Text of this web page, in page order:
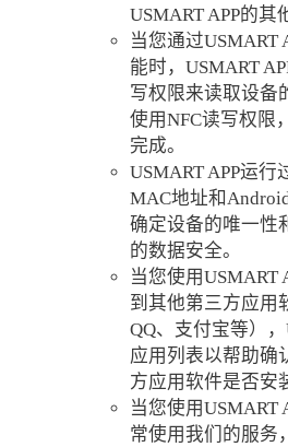
USMART APP的其
当您通过USMART
能时，USMART
写权限来读取设备
使用NFC读写权限
完成。
USMART APP运行
MAC地址和
确定设备的唯一性
的数据安全。
当您使用USMART
到其他第三方应用
QQ、支付宝等）
应用列表以帮助确
方应用软件是否安
当您使用USMART
常使用我们的服务